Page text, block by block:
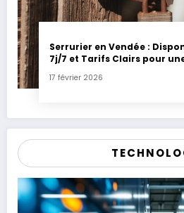
Serrurier en Vendée :
7j/7 et Tarifs Clairs pour
Express
17 février 2026